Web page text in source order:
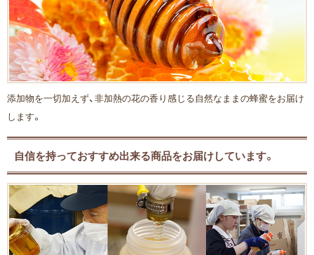
添加物を一切加えず、非加熱の花の香り感じる自然なままの蜂蜜をお届け
します。
自信を持っておすすめ出来る商品をお届けしています。